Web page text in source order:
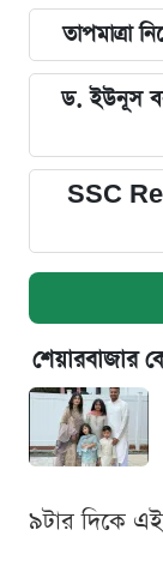
তাপমাত্রা
ড. ইউনূস
SSC
শেয়ারবাজার
৯টার দিকে